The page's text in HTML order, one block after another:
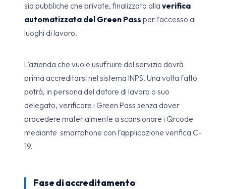
sia pubbliche che private, finalizzato alla verifica
automatizzata del Green Pass per l’accesso ai
luoghi di lavoro.
L’azienda che vuole usufruire del servizio dovrà
prima accreditarsi nel sistema INPS. Una volta fatto
potrà, in persona del datore di lavoro o suo
delegato, verificare i Green Pass senza dover
procedere materialmente a scansionare i Qrcode
mediante smartphone con l’applicazione verifica C-
19.
Fase di accreditamento